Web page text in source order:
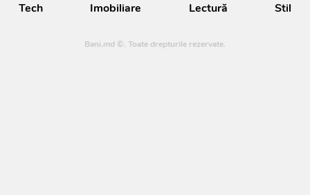
Tech
Imobiliare Lectură Stil
Bani.md ©. Toate drepturile rezervate.